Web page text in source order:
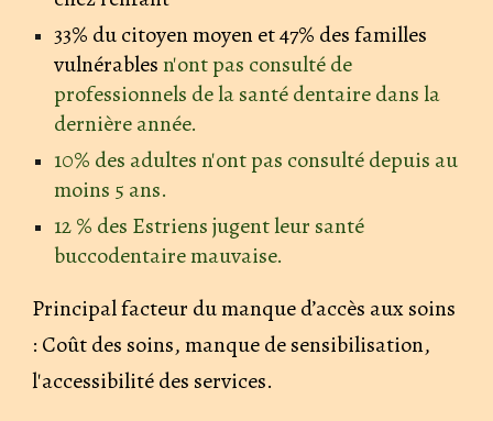
33% du citoyen moyen et 47% des familles
vulnérablesn'ont pas consulté de
professionnels de la santé dentaire dans la
dernière année.
10% des adultes n'ont pas consulté depuis au
moins 5 ans.
12 % des Estriens jugent leur santé
buccodentaire mauvaise.
Principal facteur du manque d’accès aux soins
: Coût des soins, manque de sensibilisation,
l'accessibilité des services.